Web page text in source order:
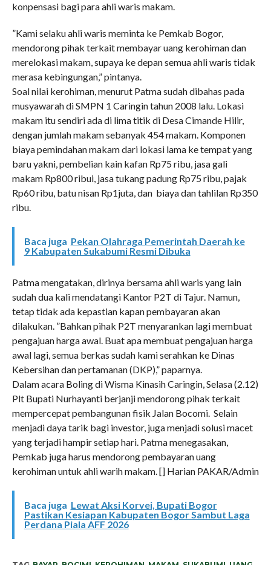
konpensasi bagi para ahli waris makam.
”Kami selaku ahli waris meminta ke Pemkab Bogor,
mendorong pihak terkait membayar uang kerohiman dan
merelokasi makam, supaya ke depan semua ahli waris tidak
merasa kebingungan,” pintanya.
Soal nilai kerohiman, menurut Patma sudah dibahas pada
musyawarah di SMPN 1 Caringin tahun 2008 lalu. Lokasi
makam itu sendiri ada di lima titik di Desa Cimande Hilir,
dengan jumlah makam sebanyak 454 makam. Komponen
biaya pemindahan makam dari lokasi lama ke tempat yang
baru yakni, pembelian kain kafan Rp75 ribu, jasa gali
makam Rp800 ribui, jasa tukang padung Rp75 ribu, pajak
Rp60 ribu, batu nisan Rp1juta, dan biaya dan tahlilan Rp350
ribu.
Baca juga Pekan Olahraga Pemerintah Daerah ke
9 Kabupaten Sukabumi Resmi Dibuka
Patma mengatakan, dirinya bersama ahli waris yang lain
sudah dua kali mendatangi Kantor P2T di Tajur. Namun,
tetap tidak ada kepastian kapan pembayaran akan
dilakukan. ”Bahkan pihak P2T menyarankan lagi membuat
pengajuan harga awal. Buat apa membuat pengajuan harga
awal lagi, semua berkas sudah kami serahkan ke Dinas
Kebersihan dan pertamanan (DKP),” paparnya.
Dalam acara Boling di Wisma Kinasih Caringin, Selasa (2.12)
Plt Bupati Nurhayanti berjanji mendorong pihak terkait
mempercepat pembangunan fisik Jalan Bocomi. Selain
menjadi daya tarik bagi investor, juga menjadi solusi macet
yang terjadi hampir setiap hari. Patma menegasakan,
Pemkab juga harus mendorong pembayaran uang
kerohiman untuk ahli warih makam. [] Harian PAKAR/Admin
Baca juga Lewat Aksi Korvei, Bupati Bogor
Pastikan Kesiapan Kabupaten Bogor Sambut Laga
Perdana Piala AFF 2026